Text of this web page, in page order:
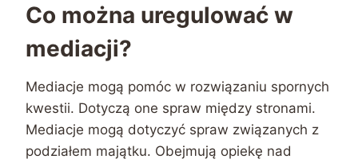
Co można uregulować w
mediacji?
Mediacje mogą pomóc w rozwiązaniu spornych
kwestii. Dotyczą one spraw między stronami.
Mediacje mogą dotyczyć spraw związanych z
podziałem majątku. Obejmują opiekę nad